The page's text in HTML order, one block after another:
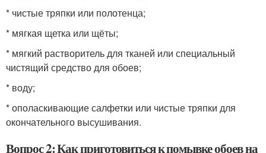
* чистые тряпки или полотенца;
* мягкая щетка или щёты;
* мягкий растворитель для тканей или специальный
чистящий средство для обоев;
* воду;
* ополаскивающие салфетки или чистые тряпки для
окончательного высушивания.
Вопрос 2: Как приготовиться к помывке обоев на